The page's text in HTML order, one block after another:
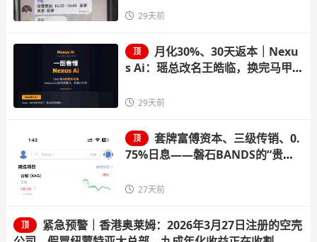
29天前
顶
月化30%、30天返本｜Nexu
s Ai：瑶总改名王皓临，换完马甲就
29天前
顶
套牌富傅资本、三级传销、0.
75%日息——磐石BANDS的“贵金
27天前
顶
紧急预警｜香港奥莱姆：2026年3月27日注册的空壳